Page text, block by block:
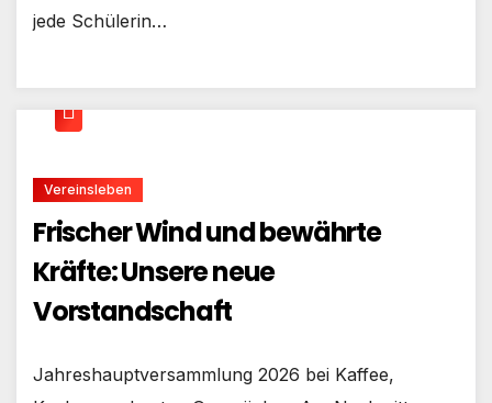
jede Schülerin…
Vereinsleben
Frischer Wind und bewährte
Kräfte: Unsere neue
Vorstandschaft
Jahreshauptversammlung 2026 bei Kaffee,